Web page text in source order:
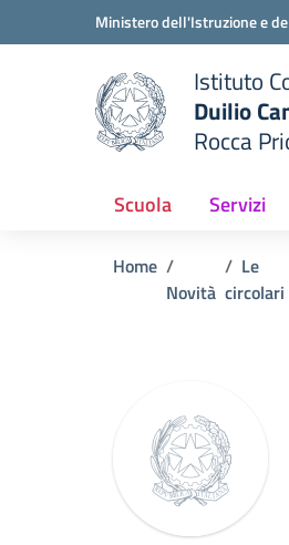
Vai ai contenuti
Vai al menu di navigazione
Ministero dell'Istruzione e
scuola
Istituto
Duilio
Rocca
Scuola Servizi
Home
Novità
Le
circolari